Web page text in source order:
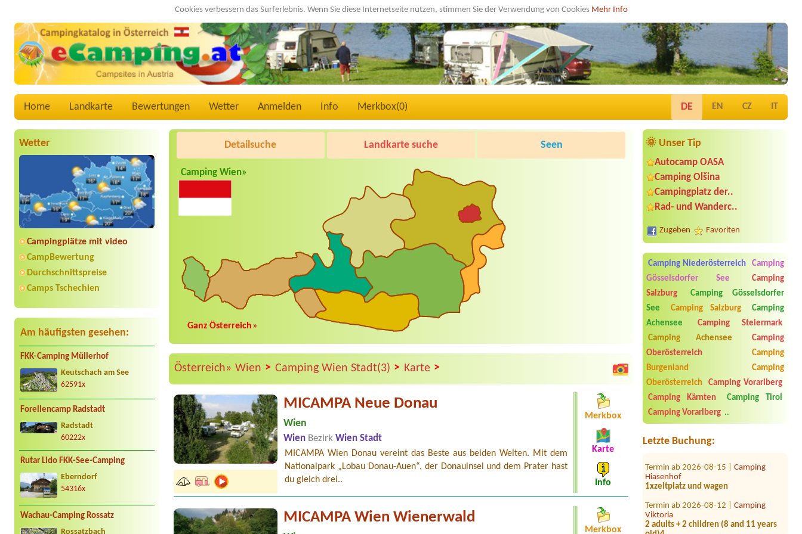
Cookies verbessern das Surferlebnis. Wenn Sie diese Internetseite nutzen, stimmen Sie der Verwendung von Cookies Mehr Info
Home Landkarte Bewertungen Wetter Anmelden Info Merkbox(0) DE EN CZ IT
Wetter
Campingplätze mit video
CampBewertung
Durchschnittspreise
Camps Tschechien
Am häufigsten gesehen:
FKK-Camping Müllerhof
Keutschach am See
62591x
Forellencamp Radstadt
Radstadt
60222x
Rutar Lido FKK-See-Camping
Eberndorf
54316x
Wachau-Camping Rossatz
Rossatzbach
🌞 Unser Tip
Autocamp OASA
Camping Olšina
Campingplatz der..
Rad- und Wanderc..
Zugeben Favoriten
Camping Niederösterreich
Camping
Gösselsdorfer See
Camping
Salzburg
Camping Gösselsdorfer
See
Camping Salzburg
Camping
Achensee
Camping Steiermark
Camping Achensee
Camping
Oberösterreich
Camping
Burgenland
Camping
Oberösterreich
Camping Vorarlberg
Camping Kärnten
Camping Tirol
Camping Vorarlberg ..
Letzte Buchung:
Termin ab 2026-07-24 |Strandcafé
Leimüller Camping
Wohnmobil
Termin ab 2026-07-31 |
1 Zeltplatz, 1 Erwachsene, 1 Kind
Hiasenhof
1xzeltplatz und wagen
Viktoria
2 adults + 2 children (8 and 11 years
old)4
Detailsuche Landkarte suche Seen
Camping Wien»
Ganz Österreich »
Österreich» Wien > Camping Wien Stadt(3) > Karte >
MICAMPA Neue Donau
Wien
Wien Bezirk Wien Stadt
MICAMPA Wien Donau vereint das Beste aus beiden Welten. Mit dem
Nationalpark „Lobau Donau-Auen“, der Donauinsel und dem Prater hast
du gleich drei..
Merkbox
Karte
Info
MICAMPA Wien Wienerwald
Merkbox